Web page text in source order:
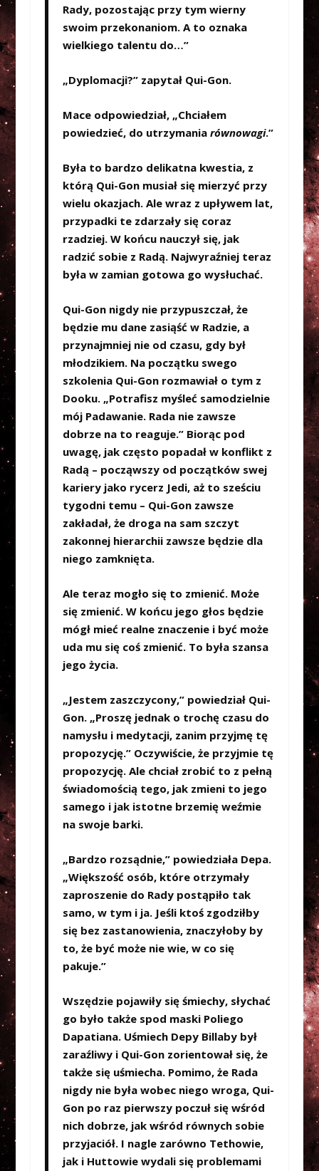
Rady, pozostając przy tym wierny
swoim przekonaniom. A to oznaka
wielkiego talentu do…”
„Dyplomacji?” zapytał Qui-Gon.
Mace odpowiedział, „Chciałem
powiedzieć, do utrzymania równowagi.”
Była to bardzo delikatna kwestia, z
którą Qui-Gon musiał się mierzyć przy
wielu okazjach. Ale wraz z upływem lat,
przypadki te zdarzały się coraz
rzadziej. W końcu nauczył się, jak
radzić sobie z Radą. Najwyraźniej teraz
była w zamian gotowa go wysłuchać.
Qui-Gon nigdy nie przypuszczał, że
będzie mu dane zasiąść w Radzie, a
przynajmniej nie od czasu, gdy był
młodzikiem. Na początku swego
szkolenia Qui-Gon rozmawiał o tym z
Dooku. „Potrafisz myśleć samodzielnie
mój Padawanie. Rada nie zawsze
dobrze na to reaguje.” Biorąc pod
uwagę, jak często popadał w konflikt z
Radą – począwszy od początków swej
kariery jako rycerz Jedi, aż to sześciu
tygodni temu – Qui-Gon zawsze
zakładał, że droga na sam szczyt
zakonnej hierarchii zawsze będzie dla
niego zamknięta.
Ale teraz mogło się to zmienić. Może
się zmienić. W końcu jego głos będzie
mógł mieć realne znaczenie i być może
uda mu się coś zmienić. To była szansa
jego życia.
„Jestem zaszczycony,” powiedział Qui-
Gon. „Proszę jednak o trochę czasu do
namysłu i medytacji, zanim przyjmę tę
propozycję.” Oczywiście, że przyjmie tę
propozycję. Ale chciał zrobić to z pełną
świadomością tego, jak zmieni to jego
samego i jak istotne brzemię weźmie
na swoje barki.
„Bardzo rozsądnie,” powiedziała Depa.
„Większość osób, które otrzymały
zaproszenie do Rady postąpiło tak
samo, w tym i ja. Jeśli ktoś zgodziłby
się bez zastanowienia, znaczyłoby by
to, że być może nie wie, w co się
pakuje.”
Wszędzie pojawiły się śmiechy, słychać
go było także spod maski Poliego
Dapatiana. Uśmiech Depy Billaby był
zaraźliwy i Qui-Gon zorientował się, że
także się uśmiecha. Pomimo, że Rada
nigdy nie była wobec niego wroga, Qui-
Gon po raz pierwszy poczuł się wśród
nich dobrze, jak wśród równych sobie
przyjaciół. I nagle zarówno Tethowie,
jak i Huttowie wydali się problemami